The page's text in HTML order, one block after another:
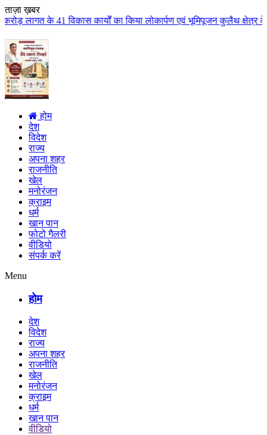
ताज़ा ख़बर
का किया लोकार्पण एवं भूमिपूजन कुलैथ क्षेत्र के विकास के लिये की
होम
देश
विदेश
राज्य
अपना शहर
राजनीति
खेल
मनोरंजन
क्राइम
धर्म
खान पान
फोटो गैलरी
वीडियो
संपर्क करें
Menu
होम
देश
विदेश
राज्य
अपना शहर
राजनीति
खेल
मनोरंजन
क्राइम
धर्म
खान पान
वीडियो